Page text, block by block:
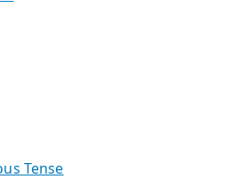
Tense